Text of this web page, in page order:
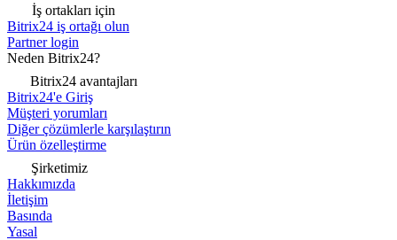
İş ortakları için
Bitrix24 iş ortağı olun
Partner login
Neden Bitrix24?
Bitrix24 avantajları
Bitrix24'e Giriş
Müşteri yorumları
Diğer çözümlerle karşılaştırın
Ürün özelleştirme
Şirketimiz
Hakkımızda
İletişim
Basında
Yasal